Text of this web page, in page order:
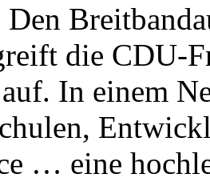
die CDU-
In einem
… eine